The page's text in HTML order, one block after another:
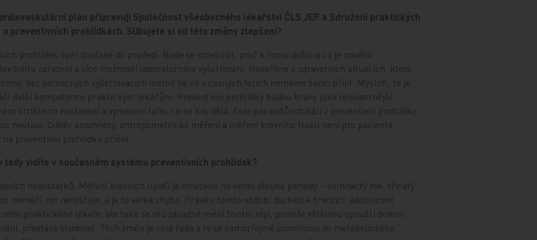
plán připravují Společnost všeobecného lékařství ČLS JEP a Sdružení praktických
preventivních prohlídkách. Slibujete si od této změny zlepšení?
prohlídek opět dostane do popředí. Bude se rozebírat, proč k tomu došlo a co je nového.
zařazení a více možností laboratorního vyšetřování. Hovoříme o zdravotních situacích, které
bez pomocných vyšetřovacích metod na ně v časných fázích nemáme šanci přijít. Myslím, že je
další kompetence praktickým lékařům. Preventivní prohlídky budou brány jako relevantnější
striktním nastavení a vymezení toho, co se kdy dělá, řada pacientů odchází z preventivní prohlídky
nestalo. Odběr anamnézy, antropometrické měření a měření krevního tlaku není pro pacienta
preventivní prohlídku přišel.
vidíte v současném systému preventivních prohlídek?
nedostatků. Měření krevních lipidů je omezeno na velmi dlouhé periody – osmnáctý rok, třicátý
neměří, nic nezjišťuje, a je to velká chyba. Právě v tomto období dochází k tranzici, adolescent
praktického lékaře, ale také se mu zásadně mění životní styl, protože většinou opouští domov,
přestává studovat. Těch změn je celá řada a ty se samozřejmě promítnou do metabolického